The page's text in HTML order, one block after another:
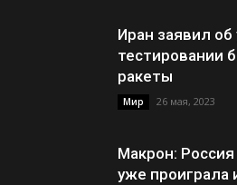
Иран заявил
тестировании
ракеты
Мир 26 мая, 2023
Макрон:
уже проиграла